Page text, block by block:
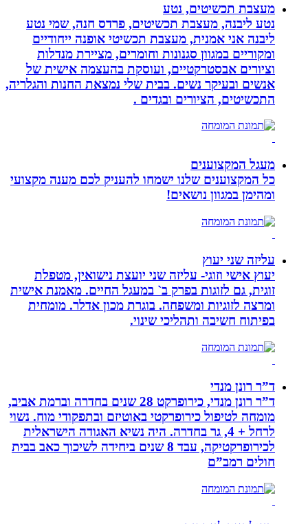
מעצבת תכשיטים, נטע
נטע ליבנה, מעצבת תכשיטים, פרדס חנה, שמי נטע
ליבנה אני אמנית, מעצבת תכשיטי אופנה ייחודיים
ומקוריים במגוון סגנונות וחומרים, מציירת מנדלות
וציורים אבסטרקטיים, ועוסקת בהעצמה אישית של
אנשים ובעיקר נשים. בבית שלי נמצאת החנות והגלריה,
התכשיטים, הציורים ובגדים .
מעגל המקצוענים
כל המקצוענים שלנו ישמחו להעניק לכם מענה מקצועי
ומהימן במגוון נושאים!
עליזה שני יעוץ
יעוץ אישי וזוגי- עליזה שני יועצת נישואין, מטפלת
זוגית, גם לזוגות בפרק ב` במעגל החיים. מאמנת אישית
ומרצה לזוגיות ומשפחה. בוגרת מכון אדלר. מומחית
בפיתוח חשיבה ותהליכי שינוי.
ד”ר רונן מנדי
ד”ר רונן מנדי, כירופרקט 28 שנים בחדרה וברמת אביב,
מומחה לטיפול כירופרקטי באוטיזם ובתפקודי מוח. נשוי
לרחל + 4, גר בחדרה. היה נשיא האגודה הישראלית
לכירופרקטיקה, עבד 8 שנים ביחידה לשיכוך כאב בבית
חולים רמב”ם